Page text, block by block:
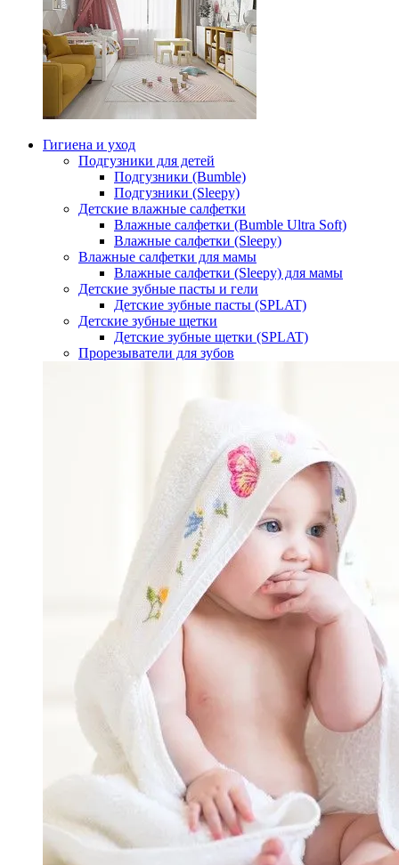
Гигиена и уход
Подгузники для детей
Подгузники (Bumble)
Подгузники (Sleepy)
Детские влажные салфетки
Влажные салфетки (Bumble Ultra Soft)
Влажные салфетки (Sleepy)
Влажные салфетки для мамы
Влажные салфетки (Sleepy) для мамы
Детские зубные пасты и гели
Детские зубные пасты (SPLAT)
Детские зубные щетки
Детские зубные щетки (SPLAT)
Прорезыватели для зубов